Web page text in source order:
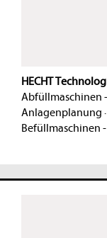
HECHT
Abfüllmaschinen
Anlagenplanung ·
Befüllmaschinen